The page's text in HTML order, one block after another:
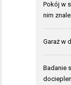
Pokój w
nim
Garaż w
Badanie